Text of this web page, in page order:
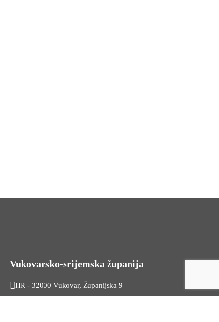
Vukovarsko-srijemska županija
HR - 32000 Vukovar, Županijska 9